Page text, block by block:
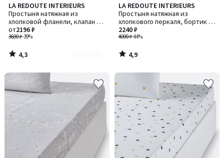
LA REDOUTE INTERIEURS
Простыня натяжная из
хлопковой фланели, клапан 30
см, Clara / Клара
3600 ₽-39%
от2196 ₽
4,3
/ 5
Количество
цветов:
2
4,3
/
LA REDOUTE INTERIEURS
Простыня натяжная из
хлопкового перкаля, бортик 30
см, Alpes / Альпы
4000 ₽-44%
2240 ₽
4,9
/ 5
4,9
/